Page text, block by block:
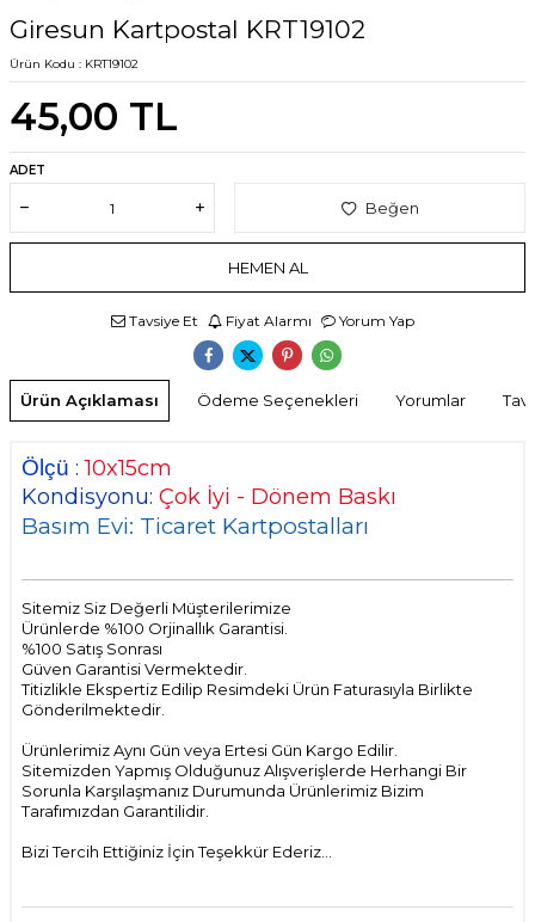
Giresun Kartpostal KRT19102
Ürün Kodu : KRT19102
45,00 TL
ADET
Beğen
HEMEN AL
Tavsiye Et Fiyat Alarmı Yorum Yap
Ürün Açıklaması Ödeme Seçenekleri Yorumlar
Ölçü : 10x15cm
Kondisyonu: Çok İyi - Dönem Baskı
Basım Evi: Ticaret Kartpostalları
Sitemiz Siz Değerli Müşterilerimize
Ürünlerde %100 Orjinallık Garantisi.
%100 Satış Sonrası
Güven Garantisi Vermektedir.
Titizlikle Ekspertiz Edilip Resimdeki Ürün Faturasıyla Birlikte
Gönderilmektedir.
Ürünlerimiz Aynı Gün veya Ertesi Gün Kargo Edilir.
Sitemizden Yapmış Olduğunuz Alışverişlerde Herhangi Bir
Sorunla Karşılaşmanız Durumunda Ürünlerimiz Bizim
Tarafımızdan Garantilidir.
Bizi Tercih Ettiğiniz İçin Teşekkür Ederiz...